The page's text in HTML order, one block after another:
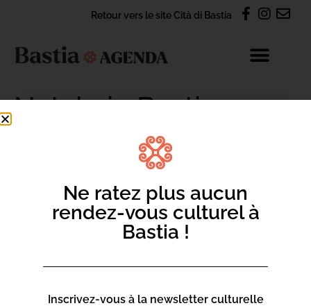
Retour vers le site Cità di Bastia
Natale in Bastia 2023
CONTACT
S'abonner à la newsletter Agenda
Nous contacter par e-mail
Ne ratez plus aucun
rendez-vous culturel à
Bastia !
Inscrivez-vous à la newsletter culturelle